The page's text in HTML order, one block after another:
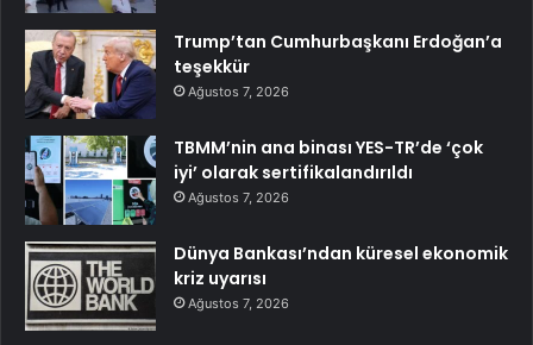
Trump’tan Cumhurbaşkanı Erdoğan’a
teşekkür
Ağustos 7, 2026
TBMM’nin ana binası YES-TR’de ‘çok
iyi’ olarak sertifikalandırıldı
Ağustos 7, 2026
Dünya Bankası’ndan küresel ekonomik
kriz uyarısı
Ağustos 7, 2026